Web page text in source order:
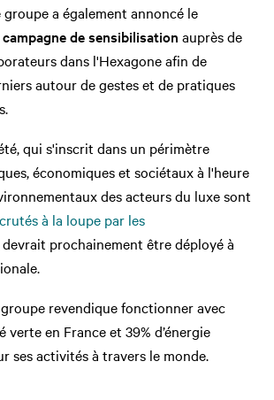
groupe a également annoncé le
campagne de sensibilisation auprès de
dans l'Hexagone afin de
autour de gestes et de pratiques
qui s'inscrit dans un périmètre
économiques et sociétaux à l'heure
des acteurs du luxe sont
à la loupe par les
devrait prochainement être déployé à
revendique fonctionner avec
verte en France et 39% d’énergie
ses activités à travers le monde.